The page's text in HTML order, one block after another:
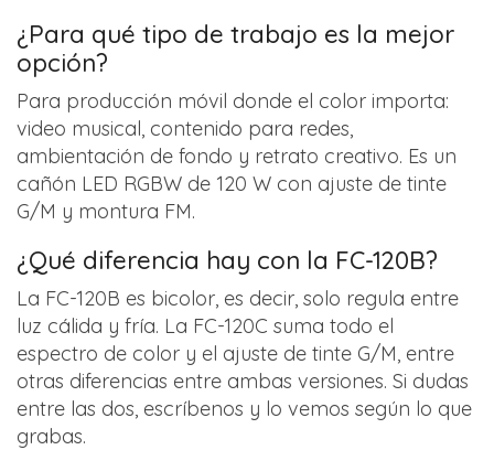
¿Para qué tipo de trabajo es la mejor
opción?
Para producción móvil donde el color importa:
video musical, contenido para redes,
ambientación de fondo y retrato creativo. Es un
cañón LED RGBW de 120 W con ajuste de tinte
G/M y montura FM.
¿Qué diferencia hay con la FC-120B?
La FC-120B es bicolor, es decir, solo regula entre
luz cálida y fría. La FC-120C suma todo el
espectro de color y el ajuste de tinte G/M, entre
otras diferencias entre ambas versiones. Si dudas
entre las dos, escríbenos y lo vemos según lo que
grabas.